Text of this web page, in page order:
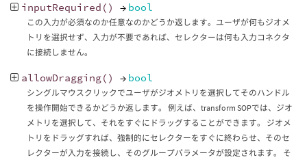
inputRequired () → bool
この入力が必須なのか任意なのかどうか返します。ユーザが何もジオメ
トリを選択せず、入力が不要であれば、セレクターは何も入力コネクタ
に接続しません。
allowDragging() → bool
シングルマウスクリックでユーザがジオメトリを選択してそのハンドル
を操作開始できるかどうか返します。 例えば、transform SOPでは、ジオ
メトリを選択して、それをすぐにドラッグすることができます。 ジオメ
トリをドラッグすれば、強制的にセレクターをすぐに終わらせ、そのセ
レクターが入力を接続し、そのグループパラメータが設定されます。 そ